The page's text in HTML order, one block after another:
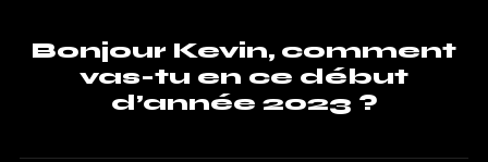
Bonjour Kevin, comment
vas-tu en ce début
d’année 2023 ?